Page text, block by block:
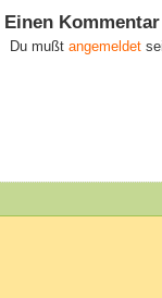
Einen
Du mußt angemeldet